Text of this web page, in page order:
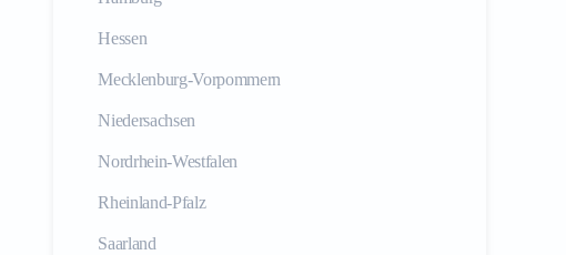
Hessen
Mecklenburg-Vorpommern
Niedersachsen
Nordrhein-Westfalen
Rheinland-Pfalz
Saarland